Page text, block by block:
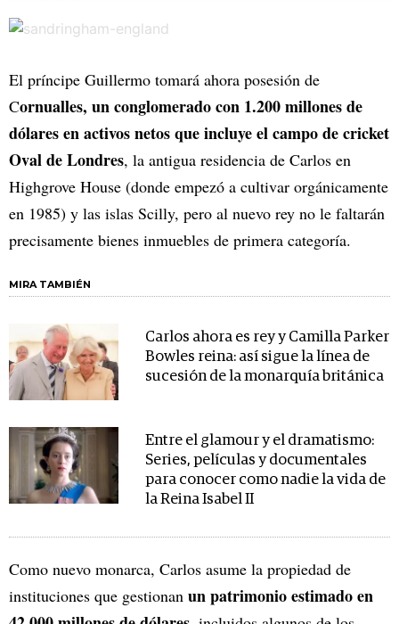
El príncipe Guillermo tomará ahora posesión de
Cornualles, un conglomerado con 1.200 millones de
dólares en activos netos que incluye el campo de cricket
Oval de Londres, la antigua residencia de Carlos en
Highgrove House (donde empezó a cultivar orgánicamente
en 1985) y las islas Scilly, pero al nuevo rey no le faltarán
precisamente bienes inmuebles de primera categoría.
MIRA TAMBIÉN
Carlos ahora es rey y Camilla Parker
Bowles reina: así sigue la línea de
sucesión de la monarquía británica
Entre el glamour y el dramatismo:
Series, películas y documentales
para conocer como nadie la vida de
la Reina Isabel II
Como nuevo monarca, Carlos asume la propiedad de
instituciones que gestionan un patrimonio estimado en